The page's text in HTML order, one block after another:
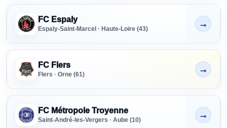
FC Espaly
Espaly-Saint-Marcel · Haute-Loire (43)
Non indiqué
→
FC Flers
Flers · Orne (61)
Non indiqué
→
FC Métropole Troyenne
Saint-André-les-Vergers · Aube (10)
Non indiqué
→